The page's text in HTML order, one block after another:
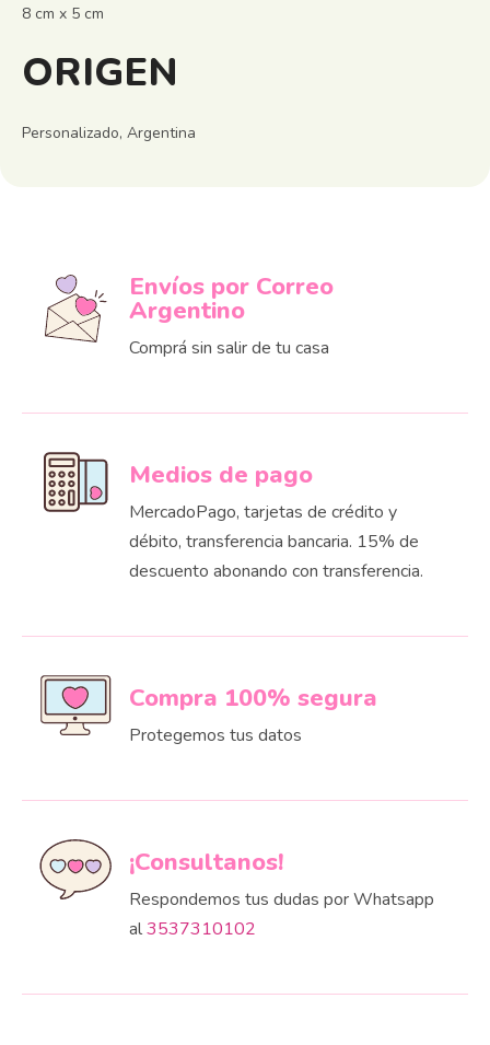
8 cm x 5 cm
ORIGEN
Personalizado, Argentina
Envíos por Correo
Argentino
Comprá sin salir de tu casa
Medios de pago
MercadoPago, tarjetas de crédito y
débito, transferencia bancaria. 15% de
descuento abonando con transferencia.
Compra 100% segura
Protegemos tus datos
¡Consultanos!
Respondemos tus dudas por Whatsapp
al3537310102